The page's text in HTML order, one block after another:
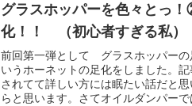
グラスホッパーを色々とっ
化！！ （初心者すぎる私）
前回第一弾として グラスホッパーの
いうホーネットの足化をしました。
されてて詳しい方には眠たい話だと
らと思います。さてオイルダンパーで